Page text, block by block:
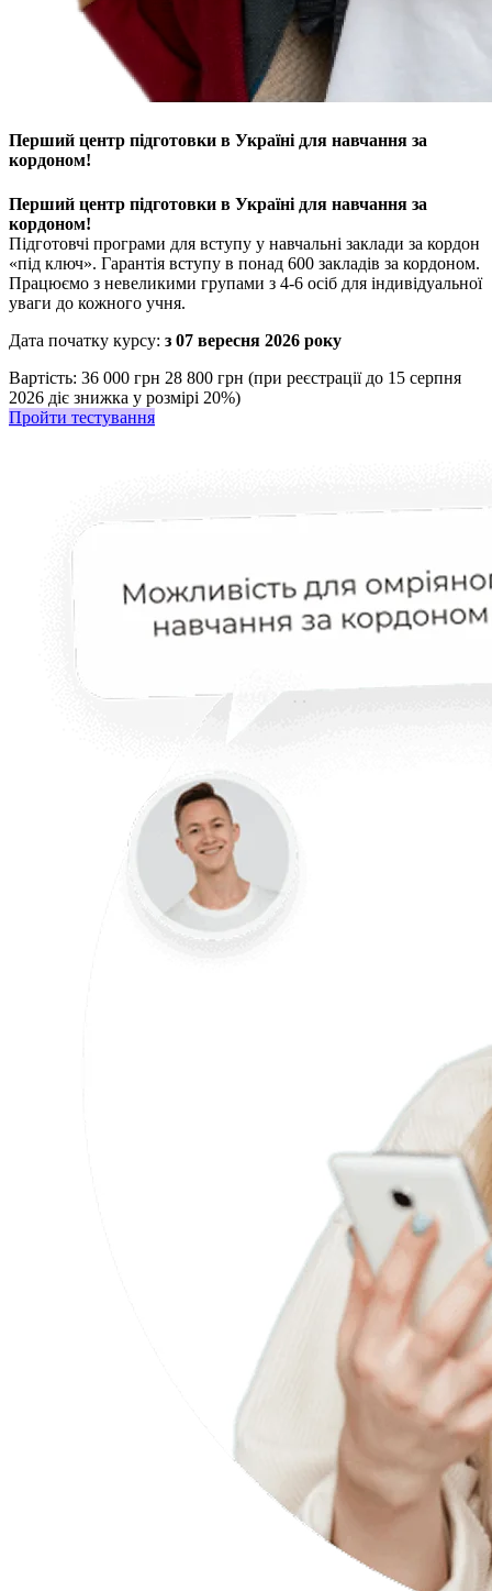
Перший центр підготовки в Україні для навчання за
кордоном!
Перший центр підготовки в Україні для навчання за
кордоном!
Підготовчі програми для вступу у навчальні заклади за кордон
«під ключ». Гарантія вступу в понад 600 закладів за кордоном.
Працюємо з невеликими групами з 4-6 осіб для індивідуальної
уваги до кожного учня.
Дата початку курсу: з 07 вересня 2026 року
Вартість: 36 000 грн 28 800 грн (при реєстрації до 15 серпня
2026 діє знижка у розмірі 20%)
Пройти тестування